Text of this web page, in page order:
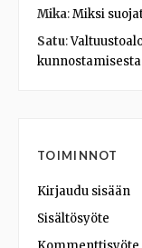
Mika:Miksi
Satu:
kunnostamisesta
TOIMINNOT
Kirjaudu sisään
Sisältösyöte